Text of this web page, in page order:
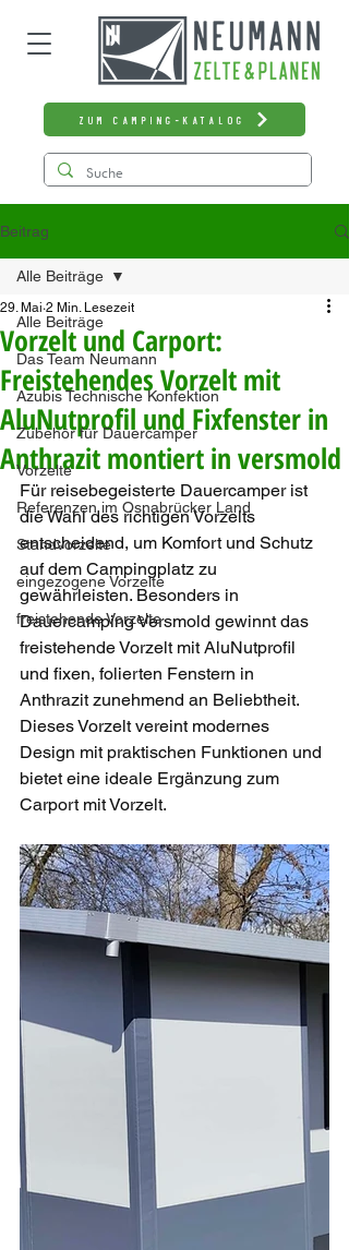
zum Camping-Katalog
Beitrag
Alle Beiträge
Das Team Neumann
Azubis Technische Konfektion
Zubehör für Dauercamper
Vorzelte
Referenzen im Osnabrücker Land
Standvorzelte
eingezogene Vorzelte
freistehende Vorzelte
Alle Beiträge
Vorzelt und Carport:
Freistehendes Vorzelt mit
AluNutprofil und Fixfenster in
Anthrazit montiert in versmold
29. Mai 2 Min. Lesezeit
Für reisebegeisterte Dauercamper ist
die Wahl des richtigen Vorzelts
entscheidend, um Komfort und Schutz
auf dem Campingplatz zu
gewährleisten. Besonders in
Dauercamping Versmold gewinnt das
freistehende Vorzelt mit AluNutprofil
und fixen, folierten Fenstern in
Anthrazit zunehmend an Beliebtheit.
Dieses Vorzelt vereint modernes
Design mit praktischen Funktionen und
bietet eine ideale Ergänzung zum
Carport mit Vorzelt.